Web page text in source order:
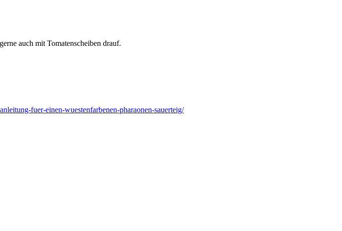
auch mit Tomatenscheiben drauf.
fuer-einen-wuestenfarbenen-pharaonen-sauerteig/